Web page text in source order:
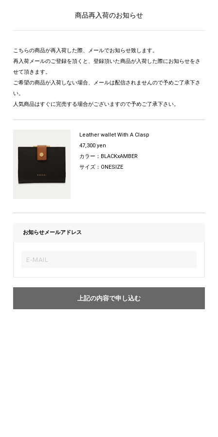
商品再入荷のお知らせ
こちらの商品が再入荷した際、メールでお知らせ致します。
再入荷メールのご登録を頂くと、登録頂いた商品が入荷した際にお知らせをさ
せて頂きます。
ご希望の商品が入荷しない場合、メールは配信されませんので予めご了承下さ
い。
人気商品はすぐに完売する場合がございますので予めご了承下さい。
Leather wallet With A Clasp
47,300 yen
カラー：BLACKxAMBER
サイズ：ONESIZE
お知らせメールアドレス
上記の内容で申し込む